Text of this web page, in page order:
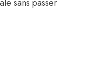
sans passer